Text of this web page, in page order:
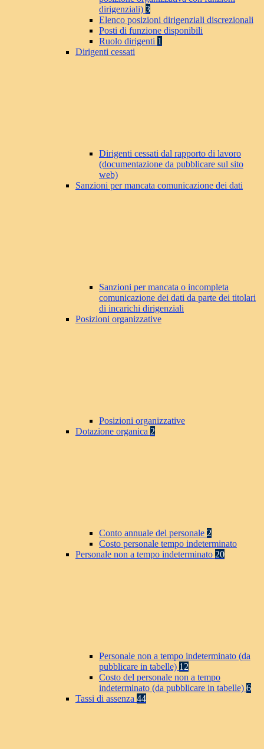
dirigenziali) 3
Elenco posizioni dirigenziali discrezionali
Posti di funzione disponibili
Ruolo dirigenti 1
Dirigenti cessati
Dirigenti cessati dal rapporto di lavoro
(documentazione da pubblicare sul sito
web)
Sanzioni per mancata comunicazione dei dati
Sanzioni per mancata o incompleta
comunicazione dei dati da parte dei titolari
di incarichi dirigenziali
Posizioni organizzative
Posizioni organizzative
Dotazione organica 2
Conto annuale del personale 2
Costo personale tempo indeterminato
Personale non a tempo indeterminato 20
Personale non a tempo indeterminato (da
pubblicare in tabelle) 12
Costo del personale non a tempo
indeterminato (da pubblicare in tabelle) 6
Tassi di assenza 44